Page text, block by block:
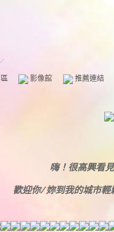
影像館 推薦連結
嗨！很高興看
歡迎你/妳到我的城市輕